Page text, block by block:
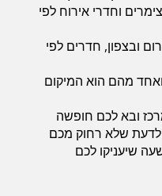
וחדרי אירוח לפי
ובצפון, חדרים לפי
מהם הוא המיקום
ובא לכם חופשה
לדעת שלא רחוק מכם
שיעניקו לכם